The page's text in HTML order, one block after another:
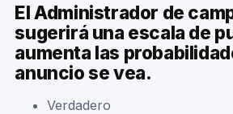
El Administrador de
sugerirá una escala de
aumenta las
anuncio se vea.
Verdadero